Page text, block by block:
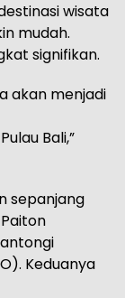
wisata
mudah.
signifikan.
akan menjadi
Bali,”
sepanjang
Keduanya